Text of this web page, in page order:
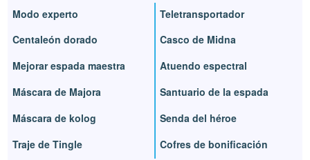
Modo experto
Centaleón dorado
Mejorar espada maestra
Máscara de Majora
Máscara de kolog
Traje de Tingle
Teletransportador
Casco de Midna
Atuendo espectral
Santuario de la espada
Senda del héroe
Cofres de bonificación